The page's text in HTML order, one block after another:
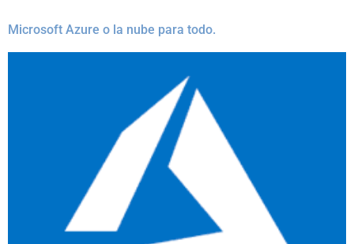
Microsoft Azure o la nube para todo.